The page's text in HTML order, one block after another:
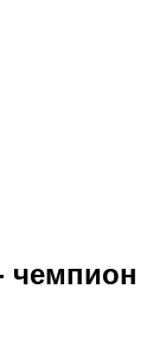
чемпион